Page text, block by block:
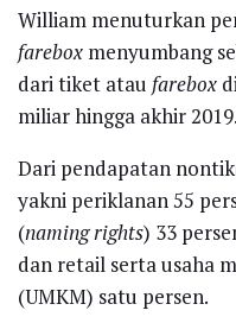
William menuturkan
farebox menyumbang
dari tiket atau farebox
miliar hingga akhir 2019.
Dari pendapatan
yakni periklanan 55
(naming rights) 33
dan retail serta usaha
(UMKM) satu persen.